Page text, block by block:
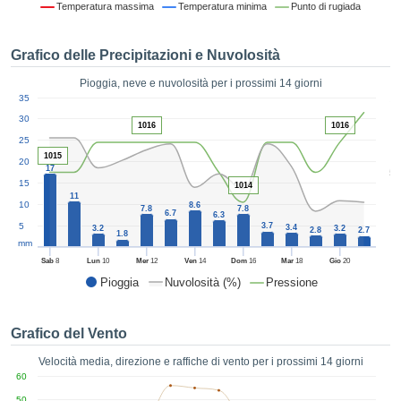
sulle
di
la
per
senza
clic sul
ACCETTA
CONTINUA
IMPOSTAZIONI
Temperatura massima Temperatura minima Punto di rugiada
Grafico delle Precipitazioni e Nuvolosità
Pioggia, neve e nuvolosità per i prossimi 14 giorni
Pioggia Nuvolosità (%) Pressione
50
Sab8 Lun 10 Mer12 Ven14 Dom16 Mar18 Gio 20
5
10
15
20
25
30
35
mm
17
11
3.2
1.8
7.8 6.7
8.6
6.3
7.8
3.7
3.4 2.8 3.2 2.7
1015
1016
1014
1016
Grafico del Vento
Velocità media, direzione e raffiche di vento per i prossimi 14 giorni
60